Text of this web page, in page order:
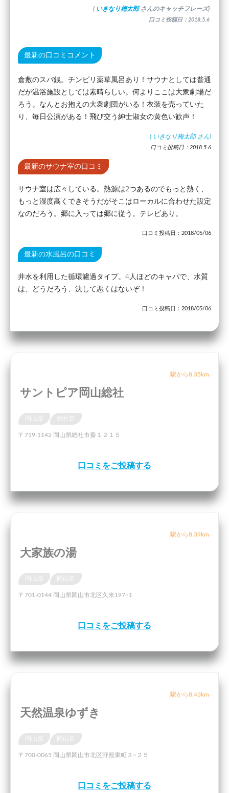
( いきなり梅太郎 さんのキャッチフレーズ)
口コミ投稿日：2018.5.6
最新の口コミコメント
倉敷のスパ銭。チンピリ薬草風呂あり！サウナとしては普通
だが温浴施設としては素晴らしい。何よりここは大衆劇場だ
ろう。なんとお抱えの大衆劇団がいる！衣装を売っていた
り、毎日公演がある！飛び交う紳士淑女の黄色い歓声！
( いきなり梅太郎 さん)
口コミ投稿日：2018.5.6
最新のサウナ室の口コミ
サウナ室は広々している。熱源は2つあるのでもっと熱く、
もっと湿度高くできそうだがそこはローカルに合わせた設定
なのだろう。郷に入っては郷に従う。テレビあり。
口コミ投稿日：2018/05/06
最新の水風呂の口コミ
井水を利用した循環濾過タイプ。4人ほどのキャパで、水質
は、どうだろう、決して悪くはないぞ！
口コミ投稿日：2018/05/06
駅から8.35km
サントピア岡山総社
〒719-1142 岡山県総社市秦１２１５
口コミをご投稿する
駅から8.39km
大家族の湯
〒701-0144 岡山県岡山市北区久米197−1
口コミをご投稿する
駅から8.43km
天然温泉ゆずき
〒700-0065 岡山県岡山市北区野殿東町３−２５
口コミをご投稿する